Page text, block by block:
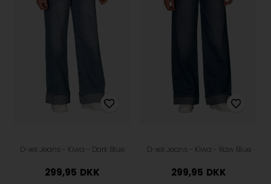
D-xel Jeans - Kiwa - Dark Blue
299,95 DKK
D-xel Jeans - Kiwa - Raw Blue
299,95 DKK